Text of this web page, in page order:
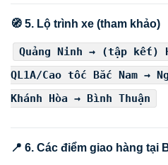
🧭 5. Lộ trình xe (tham khảo)
Quảng Ninh → (tập kết)
QL1A/Cao tốc Bắc Nam →
Khánh Hòa → Bình Thuận
📍 6. Các điểm giao hàng tại